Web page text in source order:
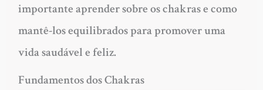
importante aprender sobre os chakras e como
mantê-los equilibrados para promover uma
vida saudável e feliz.
Fundamentos dos Chakras